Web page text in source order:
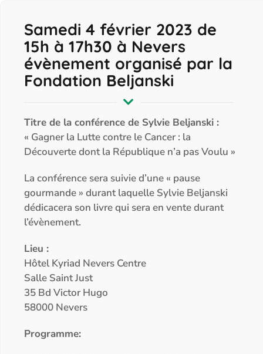
Samedi 4 février 2023 de
15h à 17h30 à Nevers
évènement organisé par la
Fondation Beljanski
Titre de la conférence de Sylvie Beljanski :
« Gagner la Lutte contre le Cancer : la
Découverte dont la République n’a pas Voulu »
La conférence sera suivie d’une « pause
gourmande » durant laquelle Sylvie Beljanski
dédicacera son livre qui sera en vente durant
l’évènement.
Lieu :
Hôtel Kyriad Nevers Centre
Salle Saint Just
35 Bd Victor Hugo
58000 Nevers
Programme: